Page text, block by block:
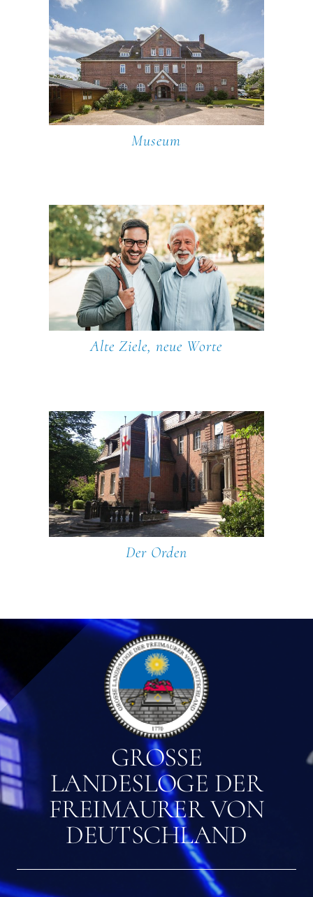
Museum
Alte Ziele, neue Worte
Der Orden
GROSSE L
ANDESLOGE DER F
REIMAURER VON D
EUTSCHLAND